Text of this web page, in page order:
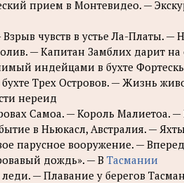
прием в Монтевидео. —
чувств в устье Ла-Платы. —
— Капитан Замблих дарит
индейцами в бухте
Трех Островов. — Жизнь
нереид
Самоа. — Король Малиетоа.
в Ньюкасл, Австралия. —
парусное вооружение. —
дождь». — В Тасмании
— Плавание у берегов